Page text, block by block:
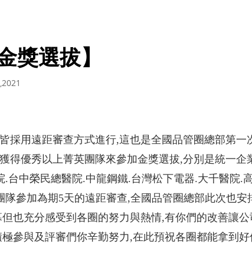
獎選拔】
採用遠距審查方式進行,這也是全國品管圈總部第一
得優秀以上菁英團隊來參加金獎選拔,分別是統一企
台中榮民總醫院.中龍鋼鐵.台灣松下電器.大千醫院.
參加為期5天的遠距審查,全國品管圈總部此次也安
也充分感受到各圈的努力與熱情,有你們的改善讓公
參與及評審們你辛勤努力,在此預祝各圈都能拿到好